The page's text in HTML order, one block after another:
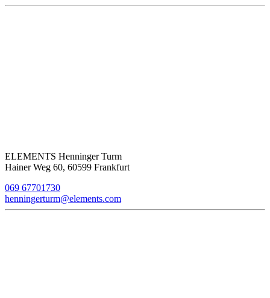
ELEMENTS Henninger Turm
Hainer Weg 60, 60599 Frankfurt
069 67701730
henningerturm@elements.com